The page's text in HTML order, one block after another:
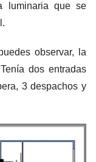
luminaria que se
observar, la
dos entradas
3 despachos y